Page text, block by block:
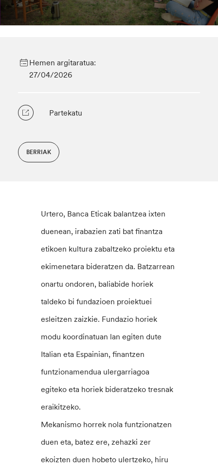
Hemen argitaratua:
27/04/2026
Partekatu
BERRIAK
Urtero, Banca Eticak balantzea ixten
duenean, irabazien zati bat finantza
etikoen kultura zabaltzeko proiektu eta
ekimenetara bideratzen da. Batzarrean
onartu ondoren, baliabide horiek
taldeko bi fundazioen proiektuei
esleitzen zaizkie. Fundazio horiek
modu koordinatuan lan egiten dute
Italian eta Espainian, finantzen
funtzionamendua ulergarriagoa
egiteko eta horiek bideratzeko tresnak
eraikitzeko.
Mekanismo horrek nola funtzionatzen
duen eta, batez ere, zehazki zer
ekoizten duen hobeto ulertzeko, hiru